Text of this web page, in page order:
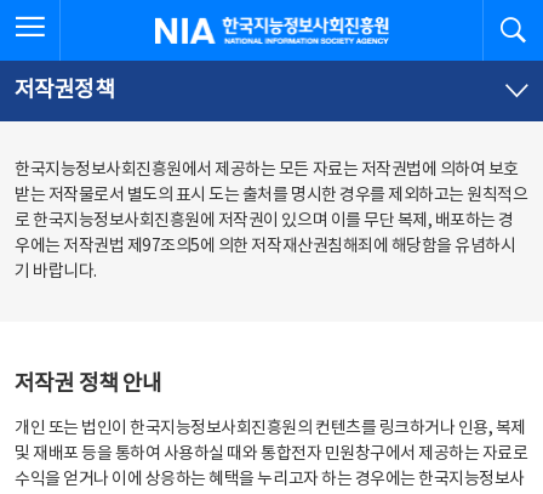
문
로
가
체
뉴
바
가
한국지능정보사회진흥원
저작권정책
한국지능정보사회진흥원에서 제공하는 모든 자료는 저작권법에 의하여 보호
받는 저작물로서 별도의 표시 도는 출처를 명시한 경우를 제외하고는 원칙적으
로 한국지능정보사회진흥원에 저작권이 있으며 이를 무단 복제, 배포하는 경
우에는 저작권법 제97조의5에 의한 저작재산권침해죄에 해당함을 유념하시
기 바랍니다.
저작권 정책 안내
개인 또는 법인이 한국지능정보사회진흥원의 컨텐츠를 링크하거나 인용, 복제
및 재배포 등을 통하여 사용하실 때와 통합전자 민원창구에서 제공하는 자료로
수익을 얻거나 이에 상응하는 혜택을 누리고자 하는 경우에는 한국지능정보사